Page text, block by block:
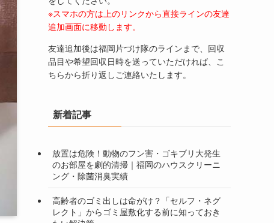
※スマホの方は上のリンクから直接ラインの友達
追加画面に移動します。
友達追加後は福岡片づけ隊のラインまで、回収
品目や希望回収日時を送っていただければ、こ
ちらから折り返しご連絡いたします。
新着記事
放置は危険！動物のフン害・ゴキブリ大発生
のお部屋を劇的清掃｜福岡のハウスクリーニ
ング・除菌消臭実績
高齢者のゴミ出しは命がけ？「セルフ・ネグ
レクト」からゴミ屋敷化する前に知っておき